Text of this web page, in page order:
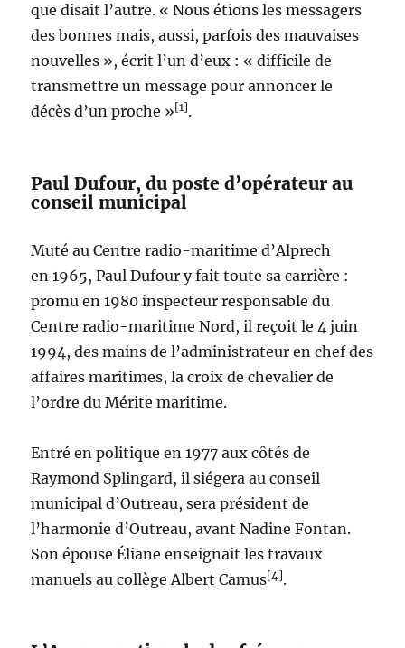
que disait l’autre. « Nous étions les messagers
des bonnes mais, aussi, parfois des mauvaises
nouvelles », écrit l’un d’eux : « difficile de
transmettre un message pour annoncer le
décès d’un proche »[1].
Paul Dufour, du poste d’opérateur au
conseil municipal
Muté au Centre radio-maritime d’Alprech
en 1965, Paul Dufour y fait toute sa carrière :
promu en 1980 inspecteur responsable du
Centre radio-maritime Nord, il reçoit le 4 juin
1994, des mains de l’administrateur en chef des
affaires maritimes, la croix de chevalier de
l’ordre du Mérite maritime.
Entré en politique en 1977 aux côtés de
Raymond Splingard, il siégera au conseil
municipal d’Outreau, sera président de
l’harmonie d’Outreau, avant Nadine Fontan.
Son épouse Éliane enseignait les travaux
manuels au collège Albert Camus[4].